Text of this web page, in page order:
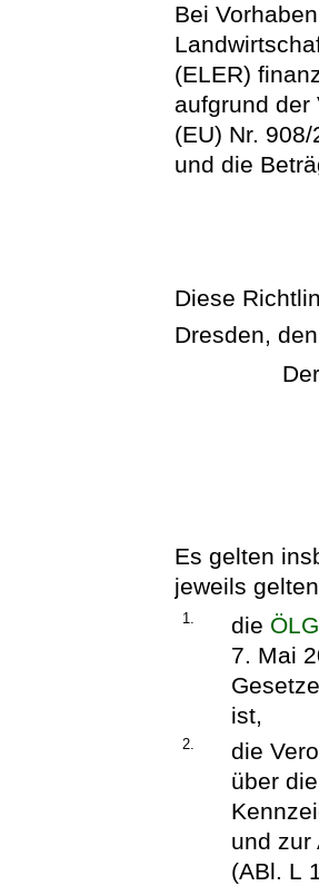
Bei
(ELER)
aufgrund der
(EU) Nr.
und die
Diese
Dresden,
Es gelten
jeweils
1. die
7. Mai
ist,
2.
die
über
und zur
(ABl. L